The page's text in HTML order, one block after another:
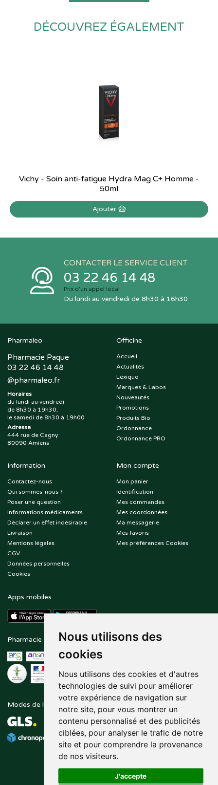
Nous utilisons des
cookies
Nous utilisons des cookies et d'autres
technologies de suivi pour améliorer
votre expérience de navigation sur
notre site, pour vous montrer un
contenu personnalisé et des publicités
ciblées, pour analyser le trafic de notre
site et pour comprendre la provenance
de nos visiteurs.
J'accepte
DÉCOUVREZ ÉGALEMENT
Vichy - Soin anti-fatigue Hydra Mag C+ Homme -
50ml
Ajouter
CONTACTER LE SERVICE CLIENT
03 22 46 14 48
Prix d’un appel local
Du lundi au vendredi de 8h30 à 16h30
Pharmaleo
Pharmacie Paque
03 22 46 14 48
@pharmaleo.fr
Horaires
du lundi au vendredi
de 8h30 à 19h30,
le samedi de 8h30 à 19h00
Adresse
444 rue de Cagny
80090 Amiens
Officine
Accueil
Actualités
Lexique
Marques & Labos
Nouveautés
Promotions
Produits Bio
Ordonnance
Ordonnance PRO
Information
Contactez-nous
Qui sommes-nous ?
Poser une question
Informations médicaments
Déclarer un effet indésirable
Livraison
Mentions légales
CGV
Données personnelles
Cookies
Mon compte
Mon panier
Identification
Mes commandes
Mes coordonnées
Ma messagerie
Mes favoris
Mes préférences Cookies
Apps mobiles
Pharmacie en ligne agréée Paiement sécurisé
Modes de livraison Suivez-nous sur